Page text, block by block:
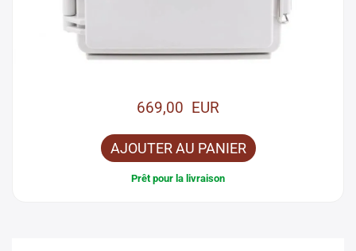
669,00 EUR
AJOUTER AU PANIER
Prêt pour la livraison